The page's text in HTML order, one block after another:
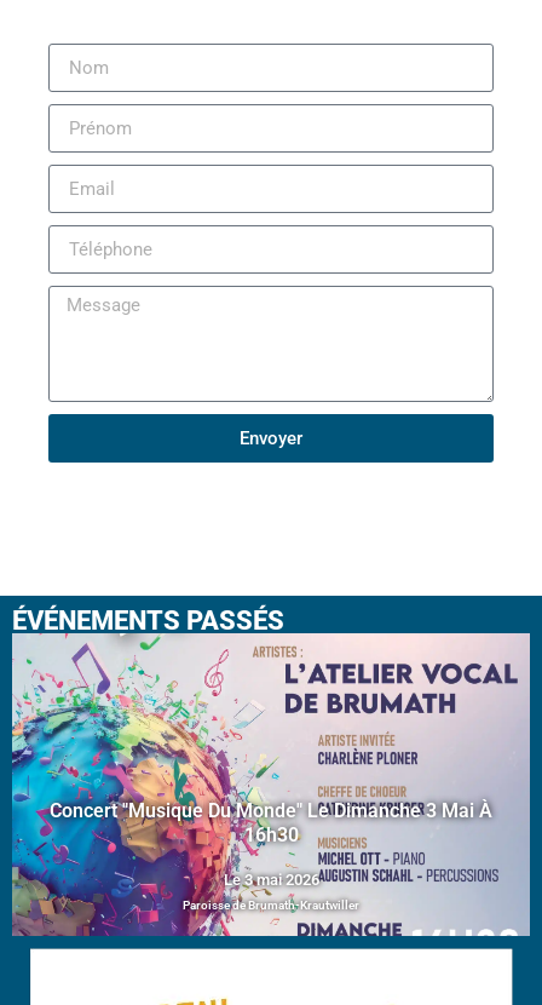
Envoyer
ÉVÉNEMENTS PASSÉS
Concert "Musique Du Monde" Le Dimanche 3 Mai À
16h30
Le 3 mai 2026
Paroisse de Brumath-Krautwiller